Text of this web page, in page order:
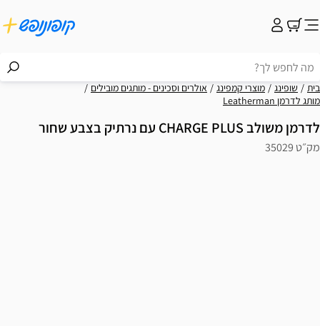
בית שופינג מוצרי קמפינג
אולרים וסכינים - מותגים מובילים
מותג לדרמן Leatherman
לדרמן משולב CHARGE PLUS עם נרתיק בצבע שחור
מק״ט 35029